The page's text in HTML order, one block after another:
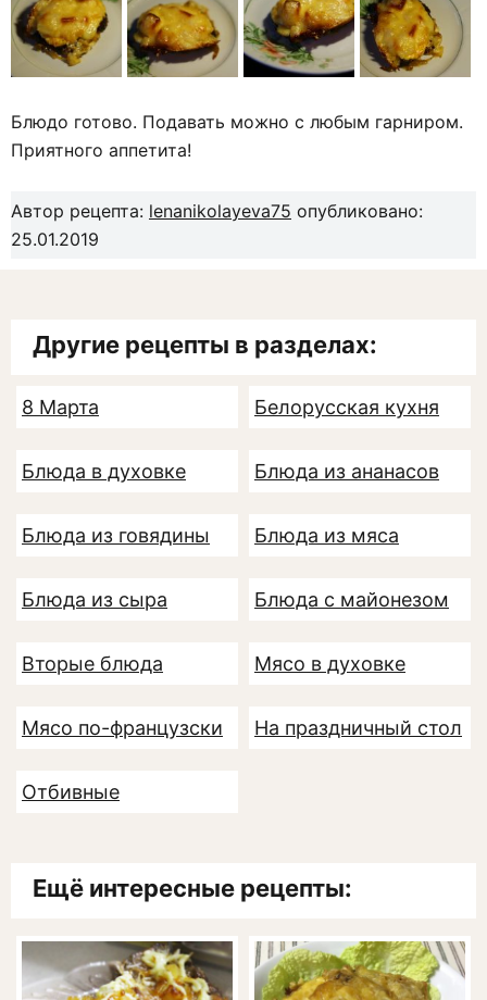
Блюдо готово. Подавать можно с любым гарниром.
Приятного аппетита!
Автор рецепта: lenanikolayeva75 опубликовано:
25.01.2019
Другие рецепты в разделах:
8 Марта Белорусская кухня
Блюда в духовке Блюда из ананасов
Блюда из говядины Блюда из мяса
Блюда из сыра Блюда с майонезом
Вторые блюда Мясо в духовке
Мясо по-французски На праздничный стол
Отбивные
Ещё интересные рецепты: